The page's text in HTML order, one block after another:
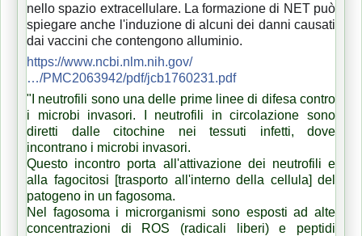
nello spazio extracellulare. La formazione di NET può
spiegare anche l'induzione di alcuni dei danni causati
dai vaccini che contengono alluminio.
https://www.ncbi.nlm.nih.gov/
…/PMC2063942/pdf/jcb1760231.pdf
"I neutrofili sono una delle prime linee di difesa contro
i microbi invasori. I neutrofili in circolazione sono
diretti dalle citochine nei tessuti infetti, dove
incontrano i microbi invasori.
Questo incontro porta all'attivazione dei neutrofili e
alla fagocitosi [trasporto all'interno della cellula] del
patogeno in un fagosoma.
Nel fagosoma i microrganismi sono esposti ad alte
concentrazioni di ROS (radicali liberi) e peptidi